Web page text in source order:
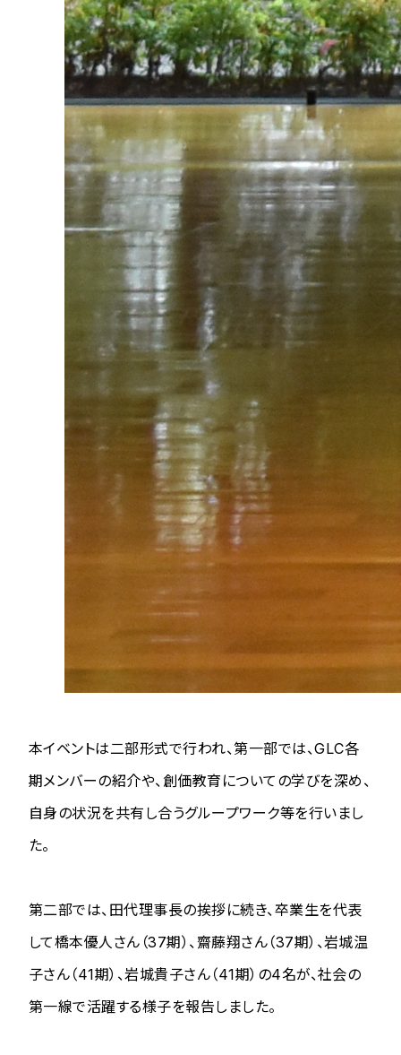
本イベントは二部形式で行われ、第一部では、GLC各
期メンバーの紹介や、創価教育についての学びを深め、
自身の状況を共有し合うグループワーク等を行いまし
た。
第二部では、田代理事長の挨拶に続き、卒業生を代表
して橋本優人さん（37期）、齋藤翔さん（37期）、岩城温
子さん（41期）、岩城貴子さん（41期）の4名が、社会の
第一線で活躍する様子を報告しました。